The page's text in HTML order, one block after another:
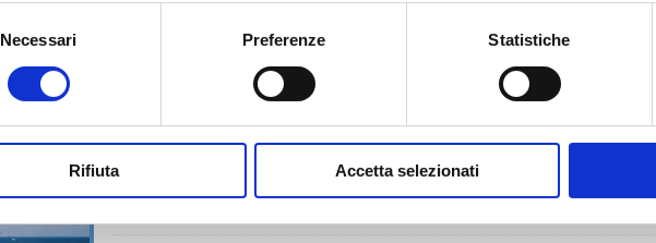
Necessari Preferenze Statistiche
Rifiuta Accetta selezionati
Mediterraneo7 giorni